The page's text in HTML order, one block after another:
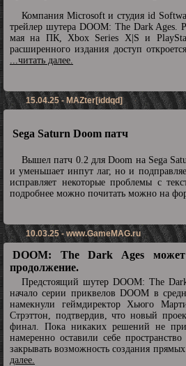
Компания Microsoft и студия id
трейлер шутера DOOM: The Dark Ages.
мая на ПК, Xbox Series X|S и
расширенного издания доступ
...читать далее.
15.04.25 - MAZter[iddqd]
Sega Saturn Doom патч
Вышел патч 0.2 для Doom на Sega
и уменьшает инпут лаг, но и
исправляет некоторые проблемы с
подробнее можно почитать можно на
10.03.25 -www.GameMAG.ru
DOOM: The Dark Ages может
продолжение.
Предстоящий шутер DOOM: The
начало серии приквелов DOOM в
намекнули геймдиректор Хьюго
Стрэттон, подтвердив, что новый
финал. Пока никаких решений не
намеренно оставили себе
закрывать возможность создания
далее.